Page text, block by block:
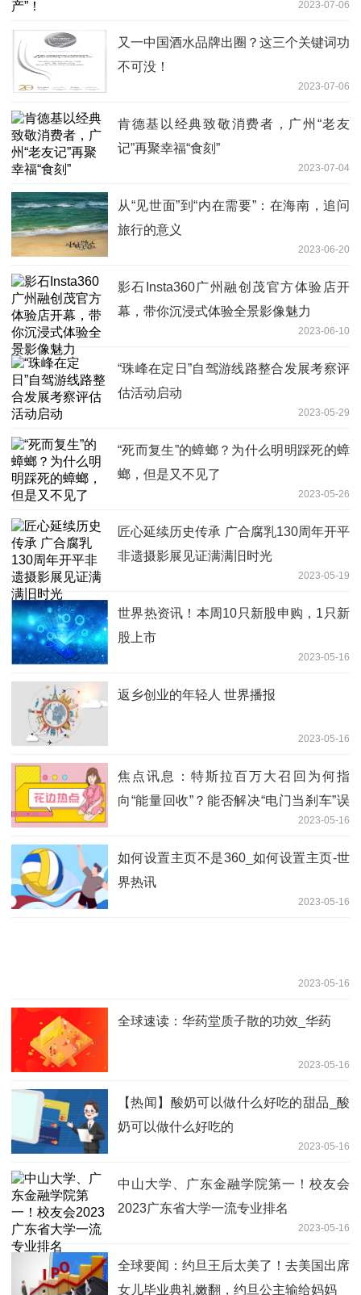
2023-07-06
又一中国酒水品牌出圈？这三个关键词功
不可没！
2023-07-06
肯德基以经典致敬消费者，广州“老友
记”再聚幸福“食刻”
2023-07-04
从“见世面”到“内在需要”：在海南，追问
旅行的意义
2023-06-20
影石Insta360广州融创茂官方体验店开
幕，带你沉浸式体验全景影像魅力
2023-06-10
“珠峰在定日”自驾游线路整合发展考察评
估活动启动
2023-05-29
“死而复生”的蟑螂？为什么明明踩死的蟑
螂，但是又不见了
2023-05-26
匠心延续历史传承 广合腐乳130周年开平
非遗摄影展见证满满旧时光
2023-05-19
世界热资讯！本周10只新股申购，1只新
股上市
2023-05-16
返乡创业的年轻人 世界播报
2023-05-16
焦点讯息：特斯拉百万大召回为何指
向“能量回收”？能否解决“电门当刹车”误
2023-05-16
如何设置主页不是360_如何设置主页-世
界热讯
2023-05-16
2023-05-16
全球速读：华药堂质子散的功效_华药
2023-05-16
【热闻】酸奶可以做什么好吃的甜品_酸
奶可以做什么好吃的
2023-05-16
中山大学、广东金融学院第一！校友会
2023广东省大学一流专业排名
2023-05-16
全球要闻：约旦王后太美了！去美国出席
女儿毕业典礼嫩翻，约旦公主输给妈妈